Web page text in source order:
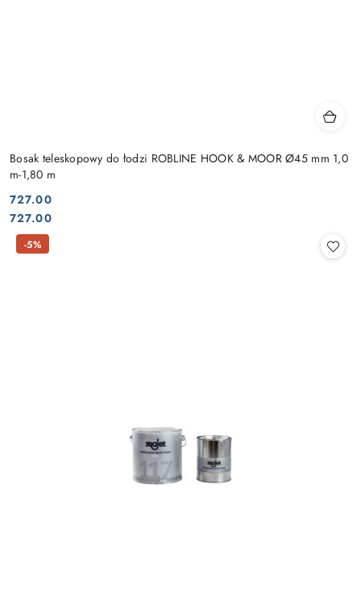
Bosak teleskopowy do łodzi ROBLINE HOOK & MOOR Ø45 mm 1,0
m-1,80 m
Cena:
727.00
Cena:
727.00
-5%